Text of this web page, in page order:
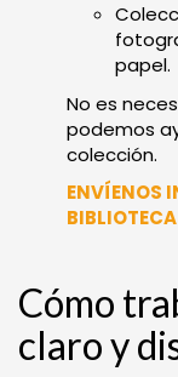
papel.
No es
podemos
colección.
ENVÍENOS
Cómo
claro y